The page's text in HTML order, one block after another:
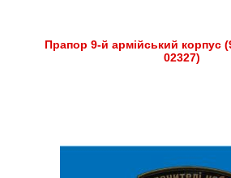
Прапор 9-й армійський корпус
02327)